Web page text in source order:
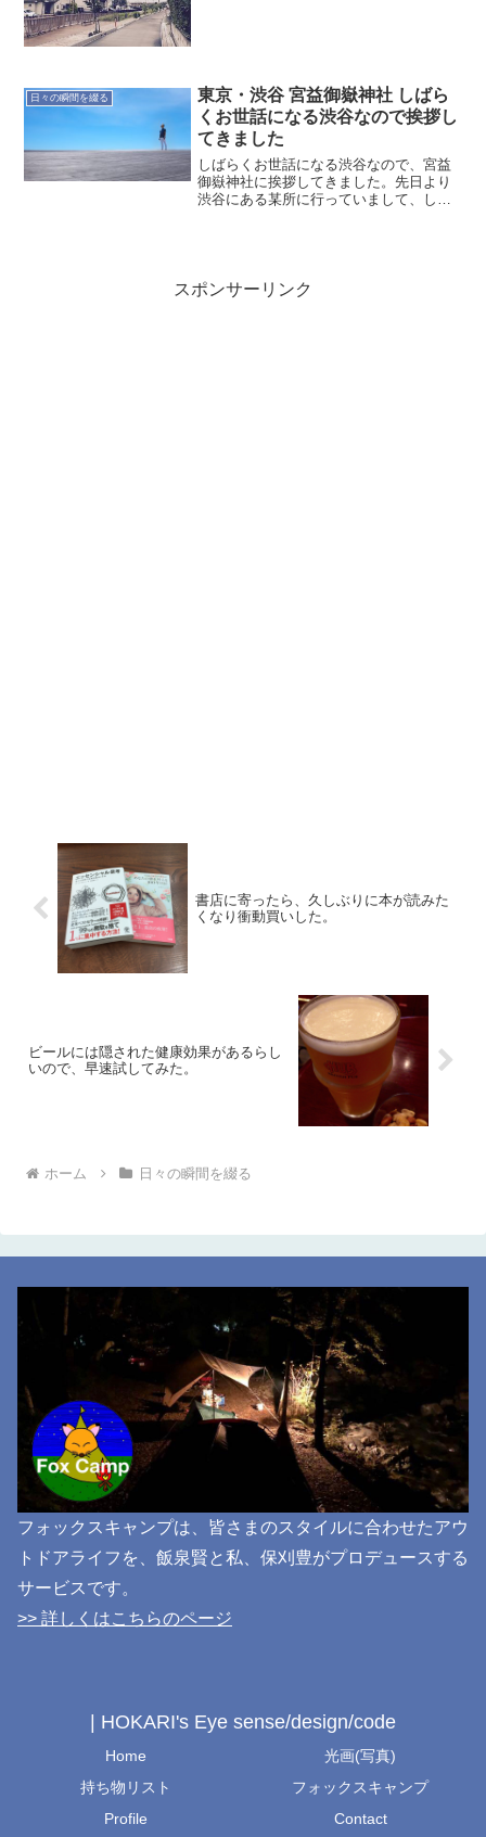
日々の瞬間を綴る
東京・渋谷 宮益御嶽神社 しばら
くお世話になる渋谷なので挨拶し
てきました
しばらくお世話になる渋谷なので、宮益
御嶽神社に挨拶してきました。先日より
渋谷にある某所に行っていまして、しば
スポンサーリンク
書店に寄ったら、久しぶりに本が読みた
くなり衝動買いした。
ビールには隠された健康効果があるらし
いので、早速試してみた。
ホーム 日々の瞬間を綴る
フォックスキャンプは、皆さまのスタイルに合わせたアウ
トドアライフを、飯泉賢と私、保刈豊がプロデュースする
サービスです。
>> 詳しくはこちらのページ
| HOKARI's Eye sense/design/code
Home
光画(写真)
持ち物リスト
フォックスキャンプ
Profile
Contact